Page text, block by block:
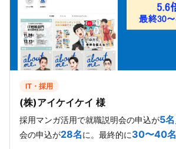
IT・採用
(株)アイケイケイ 様
採用マンガ活用で就職説明会の申込が5名
会の申込が28名に。最終的に30〜40名